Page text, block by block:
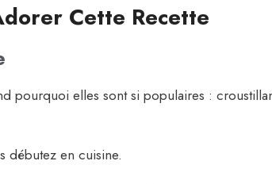
Cette Recette
pourquoi elles sont si populaires :
débutez en cuisine.